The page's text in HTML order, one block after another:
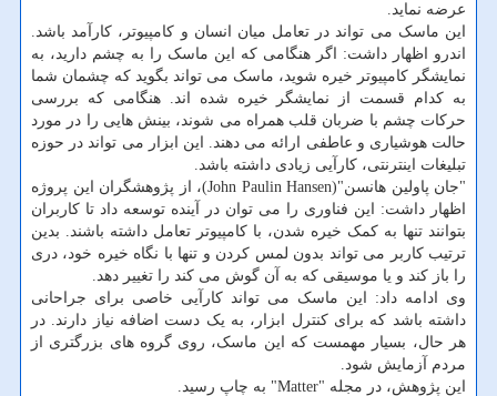
عرضه نماید.
این ماسک می تواند در تعامل میان انسان و کامپیوتر، کارآمد باشد.
اندرو اظهار داشت: اگر هنگامی که این ماسک را به چشم دارید، به
نمایشگر کامپیوتر خیره شوید، ماسک می تواند بگوید که چشمان شما
به کدام قسمت از نمایشگر خیره شده اند. هنگامی که بررسی
حرکات چشم با ضربان قلب همراه می شوند، بینش هایی را در مورد
حالت هوشیاری و عاطفی ارائه می دهند. این ابزار می تواند در حوزه
تبلیغات اینترنتی، کارآیی زیادی داشته باشد.
"جان پاولین هانسن"(John Paulin Hansen)، از پژوهشگران این پروژه
اظهار داشت: این فناوری را می توان در آینده توسعه داد تا کاربران
بتوانند تنها به کمک خیره شدن، با کامپیوتر تعامل داشته باشند. بدین
ترتیب کاربر می تواند بدون لمس کردن و تنها با نگاه خیره خود، دری
را باز کند و یا موسیقی که به آن گوش می کند را تغییر دهد.
وی ادامه داد: این ماسک می تواند کارآیی خاصی برای جراحانی
داشته باشد که برای کنترل ابزار، به یک دست اضافه نیاز دارند. در
هر حال، بسیار مهمست که این ماسک، روی گروه های بزرگتری از
مردم آزمایش شود.
این پژوهش، در مجله "Matter" به چاپ رسید.